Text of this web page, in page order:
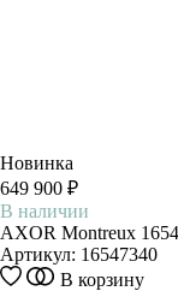
Новинка
649 900 ₽
В наличии
AXOR Montreux
Артикул: 16547340
В корзину